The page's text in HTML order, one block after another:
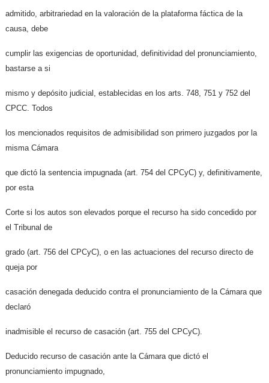
admitido, arbitrariedad en la valoración de la plataforma fáctica de la
causa, debe
cumplir las exigencias de oportunidad, definitividad del pronunciamiento,
bastarse a si
mismo y depósito judicial, establecidas en los arts. 748, 751 y 752 del
CPCC. Todos
los mencionados requisitos de admisibilidad son primero juzgados por la
misma Cámara
que dictó la sentencia impugnada (art. 754 del CPCyC) y, definitivamente,
por esta
Corte si los autos son elevados porque el recurso ha sido concedido por
el Tribunal de
grado (art. 756 del CPCyC), o en las actuaciones del recurso directo de
queja por
casación denegada deducido contra el pronunciamiento de la Cámara que
declaró
inadmisible el recurso de casación (art. 755 del CPCyC).
Deducido recurso de casación ante la Cámara que dictó el
pronunciamiento impugnado,